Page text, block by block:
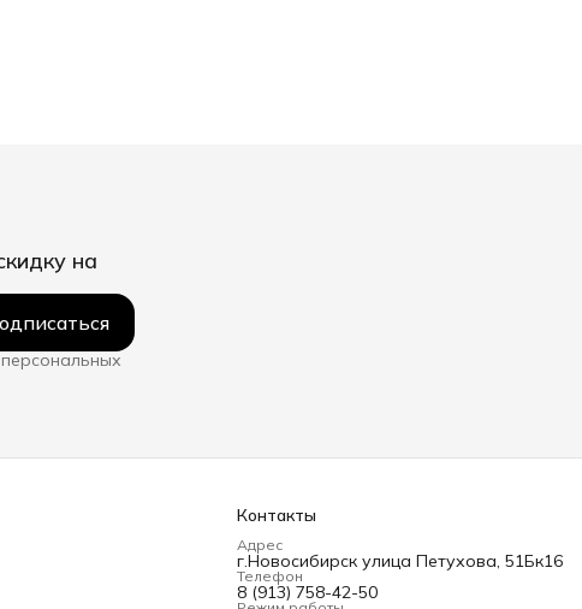
на
Контакты
Адрес
г.Новосибирск улица Петухова, 51Бк16
Телефон
8 (913) 758-42-50